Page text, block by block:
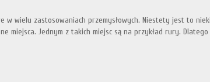
w wielu zastosowaniach przemysłowych. Niestety jest to
miejsca. Jednym z takich miejsc są na przykład rury.